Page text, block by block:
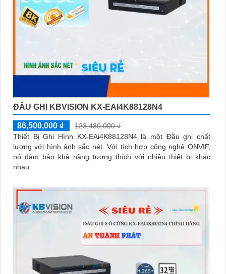
ĐẦU GHI KBVISION KX-EAI4K88128N4
86,500,000 ₫
123,480,000 ₫
Thiết Bị Ghi Hình KX-EAi4K88128N4 là một Đầu ghi chất
lượng với hình ảnh sắc nét. Với tích hợp công nghệ ONVIF,
nó đảm bảo khả năng tương thích với nhiều thiết bị khác
nhau